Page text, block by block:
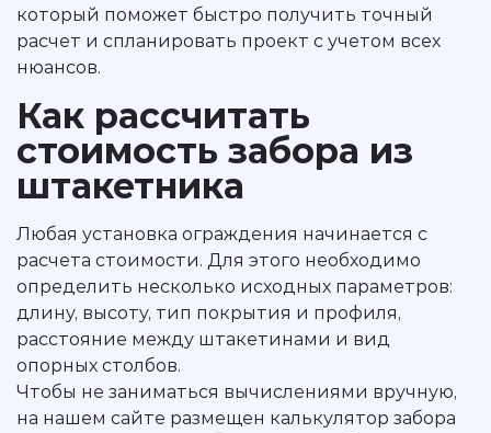
который поможет быстро получить точный
расчет и спланировать проект с учетом всех
нюансов.
Как рассчитать
стоимость забора из
штакетника
Любая установка ограждения начинается с
расчета стоимости. Для этого необходимо
определить несколько исходных параметров:
длину, высоту, тип покрытия и профиля,
расстояние между штакетинами и вид
опорных столбов.
Чтобы не заниматься вычислениями вручную,
на нашем сайте размещен калькулятор забора